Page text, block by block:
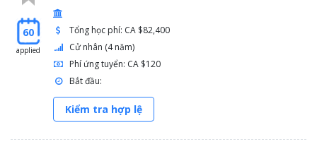
60
applied
Tổng học phí: CA $82,400
Cử nhân (4 năm)
Phí ứng tuyển: CA $120
Bắt đầu:
Kiểm tra hợp lệ